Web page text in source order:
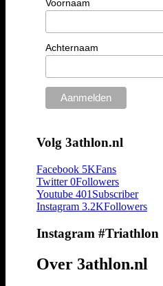
Voornaam
Achternaam
Volg 3athlon.nl
Facebook 5KFans
Twitter 0Followers
Youtube 401 Subscriber
Instagram 3.2KFollowers
Instagram #Triathlon
Over 3athlon.nl